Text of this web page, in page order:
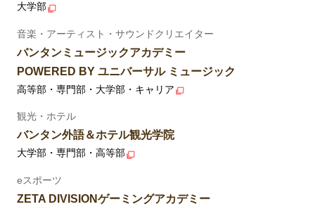
大学部
音楽・アーティスト・サウンドクリエイター
バンタンミュージックアカデミー
POWERED BY ユニバーサル ミュージック
高等部・専門部・大学部・キャリア
観光・ホテル
バンタン外語＆ホテル観光学院
大学部・専門部・高等部
eスポーツ
ZETA DIVISIONゲーミングアカデミー